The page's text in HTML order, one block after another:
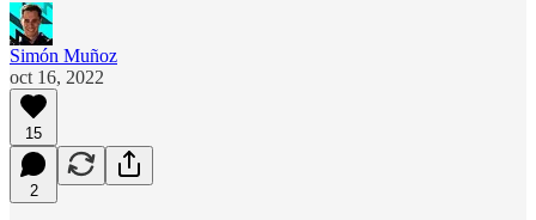
Simón Muñoz
oct 16, 2022
15
2